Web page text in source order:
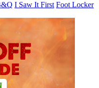
I Saw It First Foot Locker